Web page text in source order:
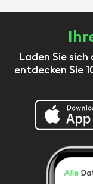
Laden Sie
entdecken Sie